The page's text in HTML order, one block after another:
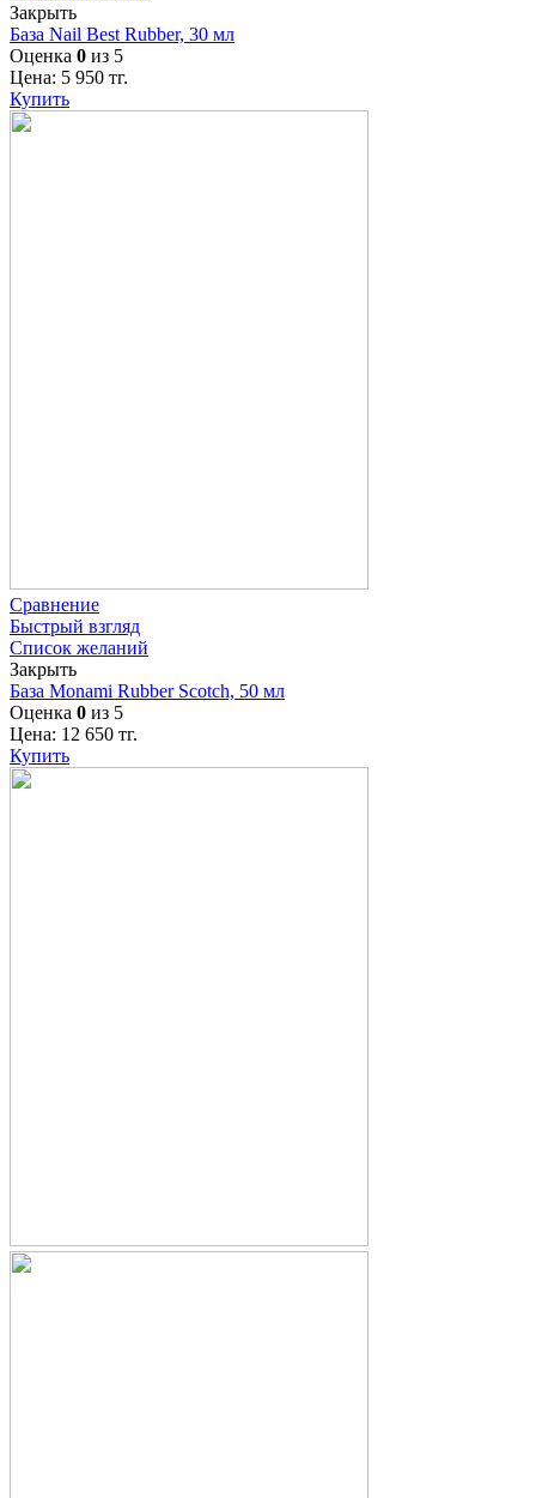
Закрыть
База Nail Best Rubber, 30 мл
Оценка 0 из 5
Цена: 5 950 тг.
Купить
Сравнение
Быстрый взгляд
Список желаний
Закрыть
База Monami Rubber Scotch, 50 мл
Оценка 0 из 5
Цена: 12 650 тг.
Купить